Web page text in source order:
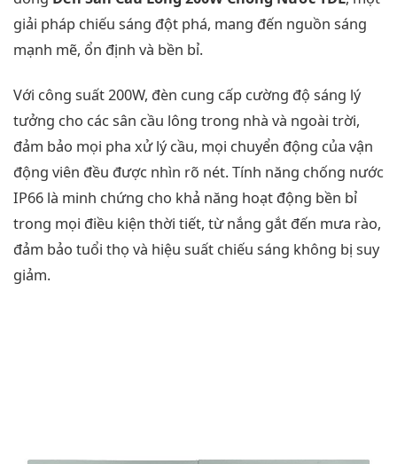
giải pháp chiếu sáng đột phá, mang đến nguồn sáng
mạnh mẽ, ổn định và bền bỉ.
Với công suất 200W, đèn cung cấp cường độ sáng lý
tưởng cho các sân cầu lông trong nhà và ngoài trời,
đảm bảo mọi pha xử lý cầu, mọi chuyển động của vận
động viên đều được nhìn rõ nét. Tính năng chống nước
IP66 là minh chứng cho khả năng hoạt động bền bỉ
trong mọi điều kiện thời tiết, từ nắng gắt đến mưa rào,
đảm bảo tuổi thọ và hiệu suất chiếu sáng không bị suy
giảm.